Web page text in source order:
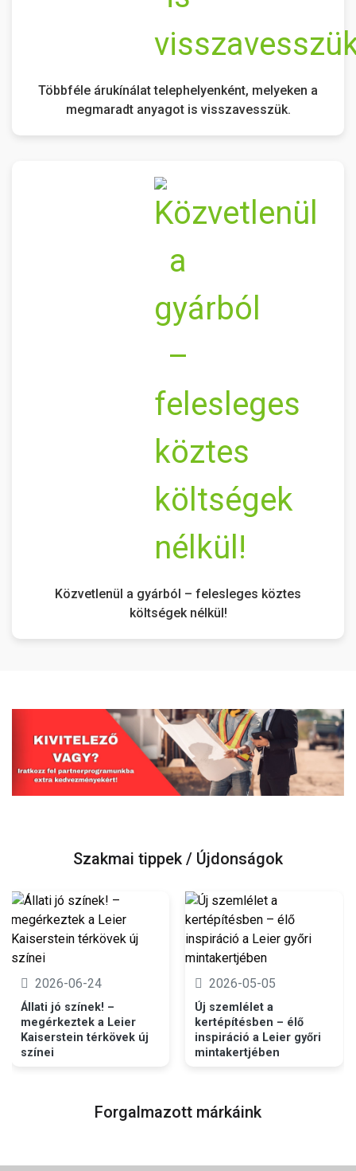
Többféle árukínálat telephelyenként, melyeken a
megmaradt anyagot is visszavesszük.
Közvetlenül a gyárból – felesleges köztes
költségek nélkül!
Szakmai tippek / Újdonságok
2026-06-24
Állati jó színek! –
megérkeztek a Leier
Kaiserstein térkövek új
színei
2026-05-05
Új szemlélet a
kertépítésben – élő
inspiráció a Leier győri
mintakertjében
Forgalmazott márkáink